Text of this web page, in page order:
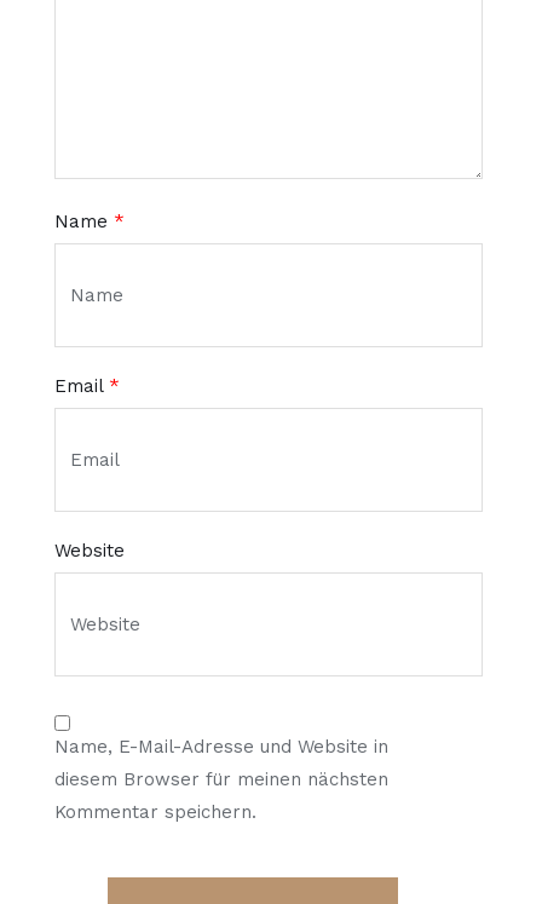
Name *
Email *
Website
Name, E-Mail-Adresse und Website in
diesem Browser für meinen nächsten
Kommentar speichern.